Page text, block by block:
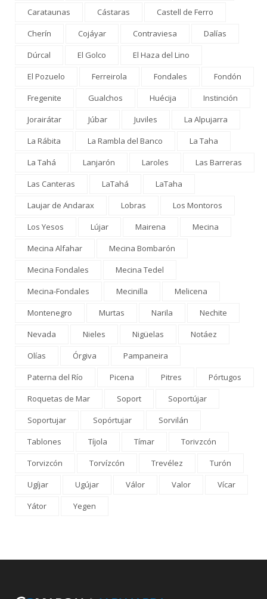
Carataunas
Cástaras
Castell de Ferro
Cherín
Cojáyar Contraviesa
Dalías
Dúrcal
El Golco
El Haza del Lino
El Pozuelo
Ferreirola Fondales
Fondón
Fregenite
Gualchos Huécija
Instinción
Jorairátar
Júbar Juviles
La Alpujarra
La Rábita
La Rambla del Banco
La Taha
La Tahá
Lanjarón Laroles
Las Barreras
Las Canteras
LaTahá
LaTaha
Laujar de Andarax
Lobras
Los Montoros
Los Yesos
Lújar Mairena
Mecina
Mecina Alfahar
Mecina Bombarón
Mecina Fondales
Mecina Tedel
Mecina-Fondales
Mecinilla
Melicena
Montenegro
Murtas Narila
Nechite
Nevada
Nieles Nigüelas
Notáez
Olías
Órgiva
Pampaneira
Paterna del Río
Picena Pitres
Pórtugos
Roquetas de Mar
Soport
Soportújar
Soportujar
Sopórtujar
Sorvilán
Tablones
Tíjola Tímar
Torivzcón
Torvizcón
Torvízcón Trevélez
Turón
Ugíjar
Ugújar Válor Valor
Vícar
Yátor
Yegen